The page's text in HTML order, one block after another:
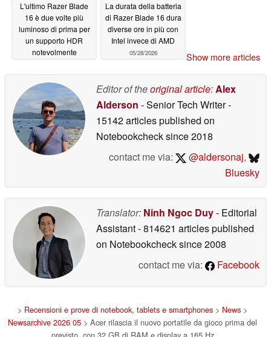
L'ultimo Razer Blade
16 è due volte più
luminoso di prima per
un supporto HDR
notevolmente
La durata della batteria
di Razer Blade 16 dura
diverse ore in più con
Intel invece di AMD
05/28/2026 Show more articles
Editor of theoriginal article:Alex
Alderson - Senior Tech Writer-
15142 articles published on
Notebookchecksince 2018
contact me via:
@aldersonaj,
Bluesky
Translator: Ninh Ngoc Duy- Editorial
Assistant- 814621 articles published
on Notebookchecksince 2008
contact me via:
Facebook
> Recensioni e prove di notebook, tablets e smartphones > News >
Newsarchive 2026 05 > Acer rilascia il nuovo portatile da gioco prima del